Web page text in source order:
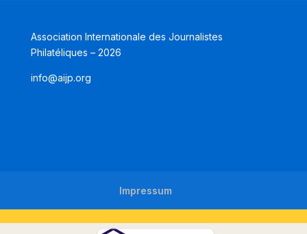
Association Internationale des Journalistes
Philatéliques – 2026
info@aijp.org
Impressum